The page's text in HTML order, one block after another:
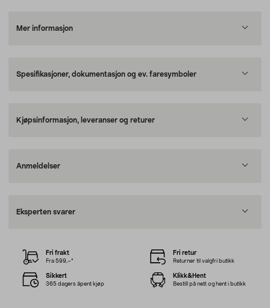
Mer informasjon
Spesifikasjoner, dokumentasjon og ev. faresymboler
Kjøpsinformasjon, leveranser og returer
Anmeldelser
Eksperten svarer
Fri frakt
Fra 599,–*
Fri retur
Returner til valgfri butikk
Sikkert
365 dagers åpent kjøp
Klikk&Hent
Bestill på nett og hent i butikk